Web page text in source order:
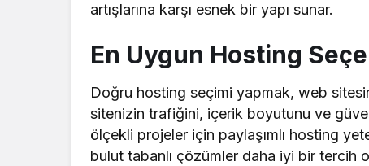
artışlarına karşı esnek bir yapı sunar.
En Uygun Hosting
Doğru hosting seçimi yapmak, web
sitenizin trafiğini, içerik boyutunu ve
ölçekli projeler için paylaşımlı hosting
bulut tabanlı çözümler daha iyi bir tercih